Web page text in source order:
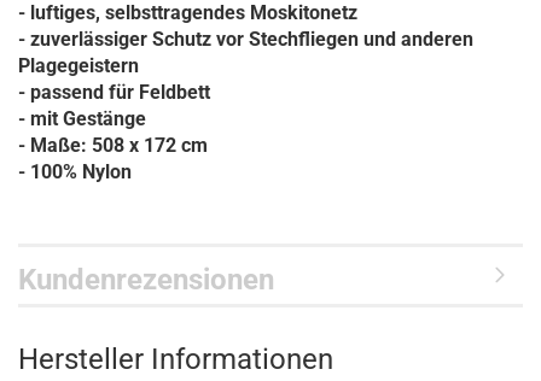
- luftiges, selbsttragendes Moskitonetz
- zuverlässiger Schutz vor Stechfliegen und anderen
Plagegeistern
- passend für Feldbett
- mit Gestänge
- Maße: 508 x 172 cm
- 100% Nylon
Kundenrezensionen
Hersteller Informationen